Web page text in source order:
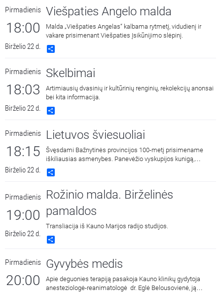
Pirmadienis
18:00
Birželio 22 d.
Viešpaties Angelo malda
Malda „Viešpaties Angelas“ kalbama rytmetį, vidudienį ir
vakare prisimenant Viešpaties Įsikūnijimo slėpinį.
Pirmadienis
18:03
Birželio 22 d.
Skelbimai
Artimiausių dvasinių ir kultūrinių renginių, rekolekcijų anonsai
bei kita informacija.
Pirmadienis
18:15
Birželio 22 d.
Lietuvos šviesuoliai
Švęsdami Bažnytinės provincijos 100-metį prisimename
iškiliausias asmenybes. Panevėžio vyskupijos kunigą,
visuomenės veikėją dr. Juozą Stakauską pristato kultūrininkė,
ilgametė Panevėžio Petkevičaitės Bitės bibliotekos
Pirmadienis
19:00
Birželio 22 d.
Rožinio malda. Birželinės
pamaldos
Transliacija iš Kauno Marijos radijo studijos.
Pirmadienis
20:00
Gyvybės medis
Apie deguonies terapiją pasakoja Kauno klinikų gydytoja
anesteziologė-reanimatologė dr. Eglė Belousovienė, ją